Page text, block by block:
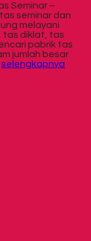
Seminar –
seminar dan
melayani
tas diklat, tas
pabrik tas
jumlah besar
selengkapnya